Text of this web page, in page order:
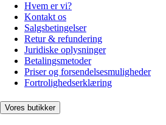
Hvem er vi?
Kontakt os
Salgsbetingelser
Retur & refundering
Juridiske oplysninger
Betalingsmetoder
Priser og forsendelsesmuligheder
Fortrolighedserklæring
Vores butikker